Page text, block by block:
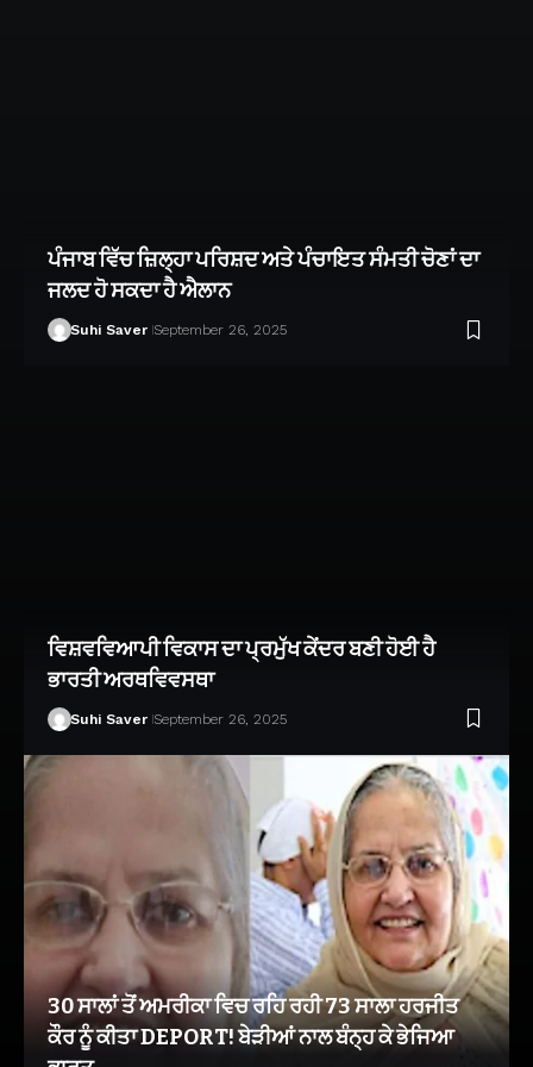
ਪੰਜਾਬ ਵਿੱਚ ਜ਼ਿਲ੍ਹਾ ਪਰਿਸ਼ਦ ਅਤੇ ਪੰਚਾਇਤ ਸੰਮਤੀ ਚੋਣਾਂ ਦਾ
ਜਲਦ ਹੋ ਸਕਦਾ ਹੈ ਐਲਾਨ
Suhi Saver September 26, 2025
ਵਿਸ਼ਵਵਿਆਪੀ ਵਿਕਾਸ ਦਾ ਪ੍ਰਮੁੱਖ ਕੇਂਦਰ ਬਣੀ ਹੋਈ ਹੈ
ਭਾਰਤੀ ਅਰਥਵਿਵਸਥਾ
Suhi Saver September 26, 2025
30 ਸਾਲਾਂ ਤੋਂ ਅਮਰੀਕਾ ਵਿਚ ਰਹਿ ਰਹੀ 73 ਸਾਲਾ ਹਰਜੀਤ
ਕੌਰ ਨੂੰ ਕੀਤਾ DEPORT! ਬੇੜੀਆਂ ਨਾਲ ਬੰਨ੍ਹ ਕੇ ਭੇਜਿਆ